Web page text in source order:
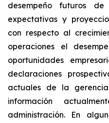
desempeño futuros
expectativas y
con respecto al
operaciones el
oportunidades
declaraciones
actuales de la
información
administración. En